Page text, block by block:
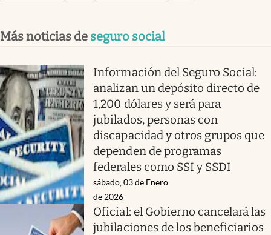
Más noticias de seguro social
Información del Seguro Social:
analizan un depósito directo de
1,200 dólares y será para
jubilados, personas con
discapacidad y otros grupos que
dependen de programas
federales como SSI y SSDI
sábado, 03 de Enero
de 2026
Oficial: el Gobierno cancelará las
jubilaciones de los beneficiarios